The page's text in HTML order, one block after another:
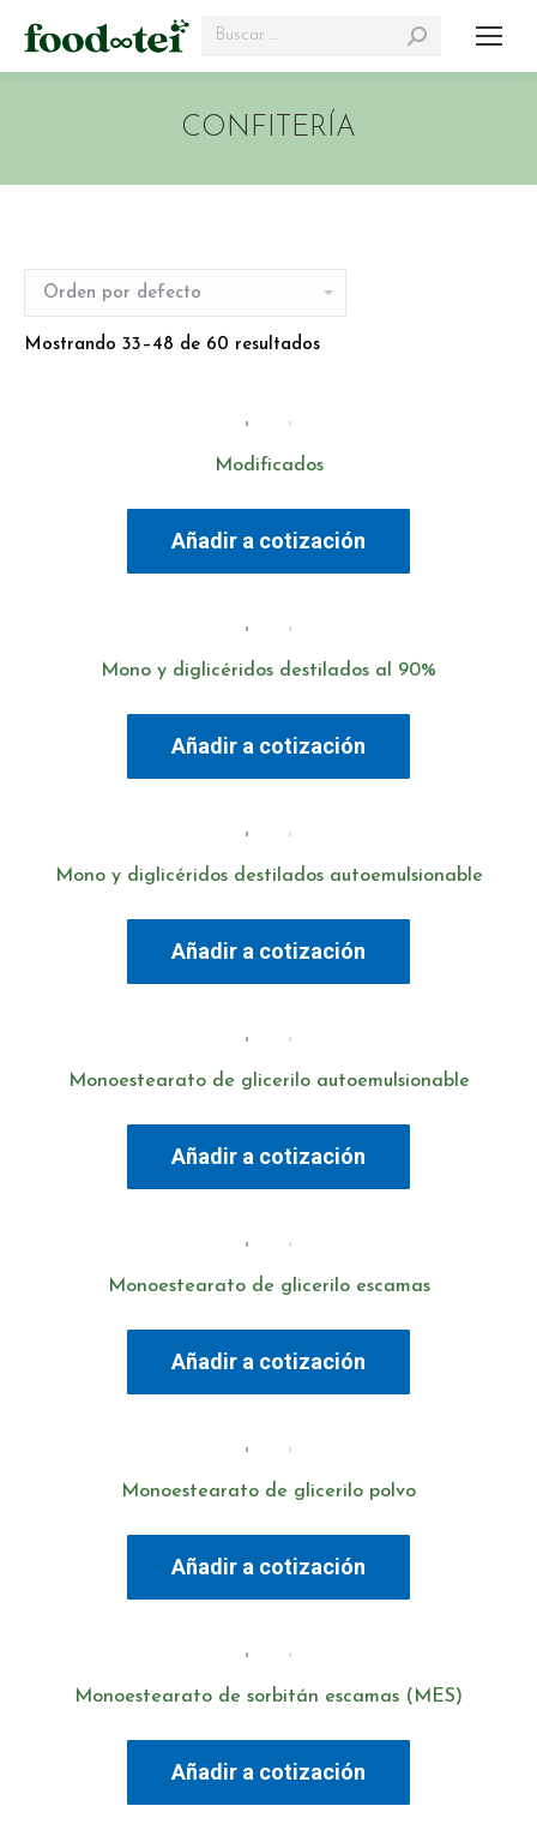
Search:
CONFITERÍA
Mostrando 33–48 de 60 resultados
Modificados
Añadir a cotización
Mono y diglicéridos destilados al 90%
Añadir a cotización
Mono y diglicéridos destilados autoemulsionable
Añadir a cotización
Monoestearato de glicerilo autoemulsionable
Añadir a cotización
Monoestearato de glicerilo escamas
Añadir a cotización
Monoestearato de glicerilo polvo
Añadir a cotización
Monoestearato de sorbitán escamas (MES)
Añadir a cotización